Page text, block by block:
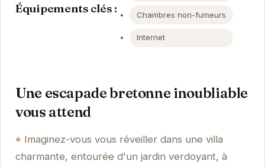
Équipements clés : Chambres non-fumeurs
Internet
Une escapade bretonne inoubliable
vous attend
Imaginez-vous vous réveiller dans une villa
charmante, entourée d'un jardin verdoyant, à